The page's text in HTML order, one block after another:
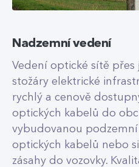
Nadzemní vedení
Vedení optické sítě přes
stožáry elektrické
rychlý a cenově
optických kabelů do
vybudovanou
optických kabelů nebo
zásahy do vozovky.